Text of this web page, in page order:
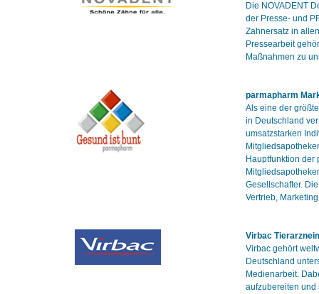
Die NOVADENT
der Presse- und
Zahnersatz in
Pressearbeit
Maßnahmen zu
parmapharm
Als eine der
in Deutschland
umsatzstarken
Hauptfunktion der
Gesellschafter.
Vertrieb,
Virbac
Virbac gehört
Deutschland
Medienarbeit.
aufzubereiten und